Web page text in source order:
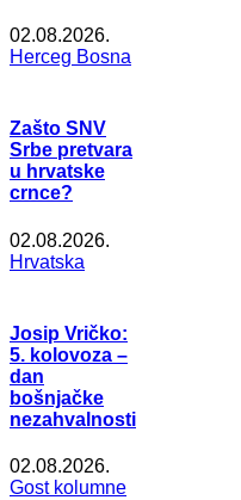
02.08.2026.
Herceg Bosna
Zašto SNV
Srbe pretvara
u hrvatske
crnce?
02.08.2026.
Hrvatska
Josip Vričko:
5. kolovoza –
dan
bošnjačke
nezahvalnosti
02.08.2026.
Gost kolumne